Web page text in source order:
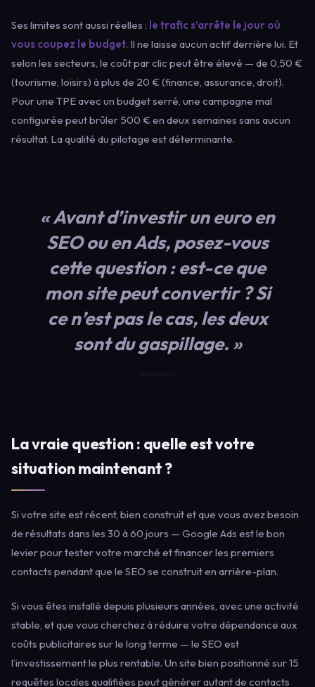
Ses limites sont aussi réelles : le trafic s’arrête le jour où
vous coupez le budget. Il ne laisse aucun actif derrière lui. Et
selon les secteurs, le coût par clic peut être élevé — de 0,50 €
(tourisme, loisirs) à plus de 20 € (finance, assurance, droit).
Pour une TPE avec un budget serré, une campagne mal
configurée peut brûler 500 € en deux semaines sans aucun
résultat. La qualité du pilotage est déterminante.
« Avant d’investir un euro en
SEO ou en Ads, posez-vous
cette question : est-ce que
mon site peut convertir ? Si
ce n’est pas le cas, les deux
sont du gaspillage. »
La vraie question : quelle est votre
situation maintenant ?
Si votre site est récent, bien construit et que vous avez besoin
de résultats dans les 30 à 60 jours — Google Ads est le bon
levier pour tester votre marché et financer les premiers
contacts pendant que le SEO se construit en arrière-plan.
Si vous êtes installé depuis plusieurs années, avec une activité
stable, et que vous cherchez à réduire votre dépendance aux
coûts publicitaires sur le long terme — le SEO est
l’investissement le plus rentable. Un site bien positionné sur 15
requêtes locales qualifiées peut générer autant de contacts